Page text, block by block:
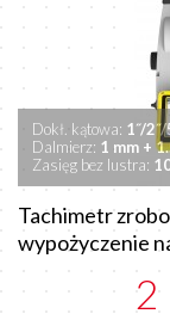
Dokł. kątowa: 1˝/2˝/
Dalmierz: 1 mm +
Zasięg bez lustra:
Tachimetr
wypożyczenie
2